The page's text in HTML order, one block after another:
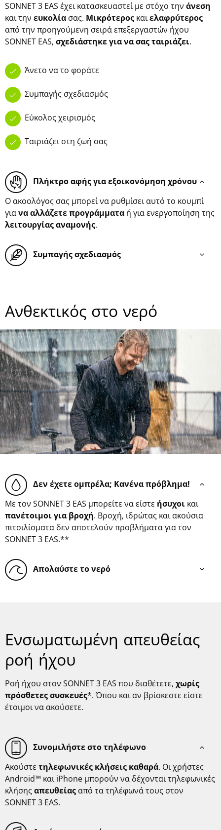
SONNET 3 EAS έχει κατασκευαστεί με στόχο την άνεση
και την ευκολία σας. Μικρότερος καιελαφρύτερος
από την προηγούμενη σειρά επεξεργαστών ήχου
SONNET EAS, σχεδιάστηκε για να σας ταιριάζει.
Άνετο να το φοράτε
Συμπαγής σχεδιασμός
Εύκολος χειρισμός
Ταιριάζει στη ζωή σας
Πλήκτρο αφής για εξοικονόμηση χρόνου
Ο ακοολόγος σας μπορεί να ρυθμίσει αυτό το κουμπί
γιανα αλλάζετε προγράμματα ή για ενεργοποίηση της
λειτουργίας αναμονής.
Συμπαγής σχεδιασμός
Ανθεκτικός στο νερό
Δεν έχετε ομπρέλα; Κανένα πρόβλημα!
Με τον SONNET 3 EAS μπορείτε να είστε ήσυχοι και
πανέτοιμοι για βροχή. Βροχή, ιδρώτας και ακούσια
πιτσιλίσματα δεν αποτελούν προβλήματα για τον
SONNET 3 EAS.**
Απολαύστε το νερό
Ενσωματωμένη απευθείας
ροή ήχου
Ροή ήχου στον SONNET 3 EAS που διαθέτετε, χωρίς
πρόσθετες συσκευές*. Όπου και αν βρίσκεστε είστε
έτοιμοι να ακούσετε.
Συνομιλήστε στο τηλέφωνο
Ακούστε τηλεφωνικές κλήσεις καθαρά. Οι χρήστες
Android™ και iPhone μπορούν να δέχονται τηλεφωνικές
κλήσηςαπευθείας από τα τηλέφωνά τους στον
SONNET 3 EAS.